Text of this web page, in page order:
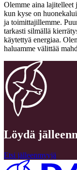
Olemme aina lajitelleet
kun kyse on
ja toimittajillemme.
tarkasti silmällä
käytettyä energiaa.
haluamme välittää
Löydä
Etsi jälleenmyyjä